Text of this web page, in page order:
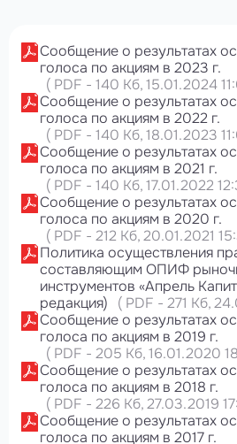
Сообщение о результатах
голоса по акциям в 2023 г.
( PDF - 140 Кб, 15.01.2024
Сообщение о результатах
голоса по акциям в 2022 г.
( PDF - 140 Кб, 18.01.2023
Сообщение о результатах
голоса по акциям в 2021 г.
( PDF - 140 Кб, 17.01.2022
Сообщение о результатах
голоса по акциям в 2020 г.
( PDF - 212 Кб, 20.01.2021
Политика осуществления
составляющим ОПИФ
инструментов «Апрель
редакция)
( PDF - 271 Кб,
Сообщение о результатах
голоса по акциям в 2019 г.
( PDF - 205 Кб, 16.01.2020
Сообщение о результатах
голоса по акциям в 2018 г.
( PDF - 226 Кб, 27.03.2019
Сообщение о результатах
голоса по акциям в 2017 г.